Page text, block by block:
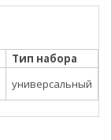
Тип набора
универсальный